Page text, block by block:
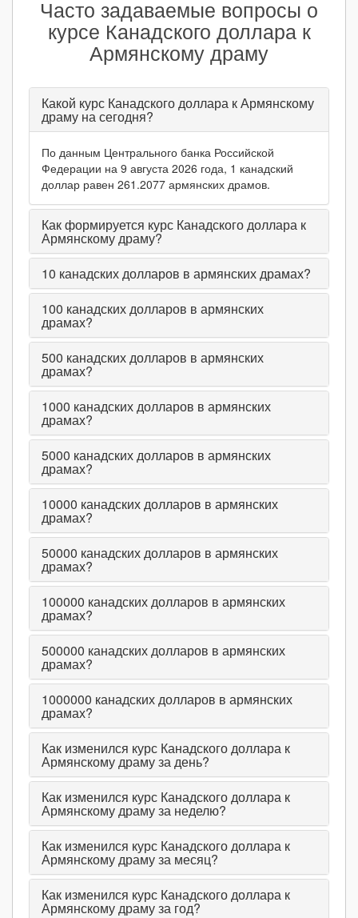
Часто задаваемые вопросы о
курсе Канадского доллара к
Армянскому драму
Какой курс Канадского доллара к Армянскому
драму на сегодня?
По данным Центрального банка Российской
Федерации на 9 августа 2026 года, 1 канадский
доллар равен 261.2077 армянских драмов.
Как формируется курс Канадского доллара к
Армянскому драму?
10 канадских долларов в армянских драмах?
100 канадских долларов в армянских
драмах?
500 канадских долларов в армянских
драмах?
1000 канадских долларов в армянских
драмах?
5000 канадских долларов в армянских
драмах?
10000 канадских долларов в армянских
драмах?
50000 канадских долларов в армянских
драмах?
100000 канадских долларов в армянских
драмах?
500000 канадских долларов в армянских
драмах?
1000000 канадских долларов в армянских
драмах?
Как изменился курс Канадского доллара к
Армянскому драму за день?
Как изменился курс Канадского доллара к
Армянскому драму за неделю?
Как изменился курс Канадского доллара к
Армянскому драму за месяц?
Как изменился курс Канадского доллара к
Армянскому драму за год?